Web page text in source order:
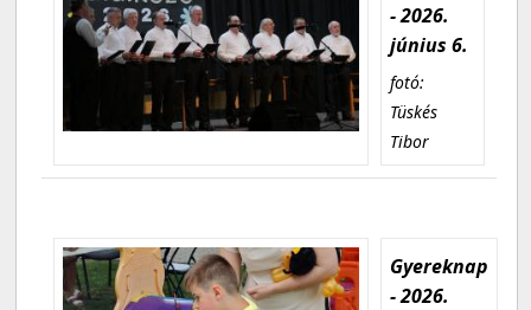
- 2026.
június 6.
fotó:
Tüskés
Tibor
Gyereknap
- 2026.